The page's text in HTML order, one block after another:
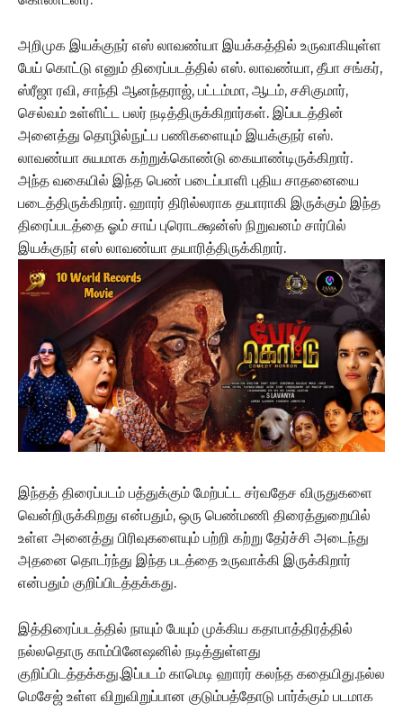
அறிமுக இயக்குநர் எஸ் லாவண்யா இயக்கத்தில் உருவாகியுள்ள
பேய் கொட்டு எனும் திரைப்படத்தில் எஸ். லாவண்யா, தீபா சங்கர்,
ஸ்ரீஜா ரவி, சாந்தி ஆனந்தராஜ், பட்டம்மா, ஆடம், சசிகுமார்,
செல்வம் உள்ளிட்ட பலர் நடித்திருக்கிறார்கள். இப்படத்தின்
அனைத்து தொழில்நுட்ப பணிகளையும் இயக்குநர் எஸ்.
லாவண்யா சுயமாக கற்றுக்கொண்டு கையாண்டிருக்கிறார்.
அந்த வகையில் இந்த பெண் படைப்பாளி புதிய சாதனையை
படைத்திருக்கிறார். ஹாரர் திரில்லராக தயாராகி இருக்கும் இந்த
திரைப்படத்தை ஓம் சாய் புரொடக்ஷன்ஸ் நிறுவனம் சார்பில்
இயக்குநர் எஸ் லாவண்யா தயாரித்திருக்கிறார்.
இந்தத் திரைப்படம் பத்துக்கும் மேற்பட்ட சர்வதேச விருதுகளை
வென்றிருக்கிறது என்பதும், ஒரு பெண்மணி திரைத்துறையில்
உள்ள அனைத்து பிரிவுகளையும் பற்றி கற்று தேர்ச்சி அடைந்து
அதனை தொடர்ந்து இந்த படத்தை உருவாக்கி இருக்கிறார்
என்பதும் குறிப்பிடத்தக்கது.
இத்திரைப்படத்தில் நாயும் பேயும் முக்கிய கதாபாத்திரத்தில்
நல்லதொரு காம்பினேஷனில் நடித்துள்ளது
குறிப்பிடத்தக்கது.இப்படம் காமெடி ஹாரர் கலந்த கதையிது.நல்ல
மெசேஜ் உள்ள விறுவிறுப்பான குடும்பத்தோடு பார்க்கும் படமாக